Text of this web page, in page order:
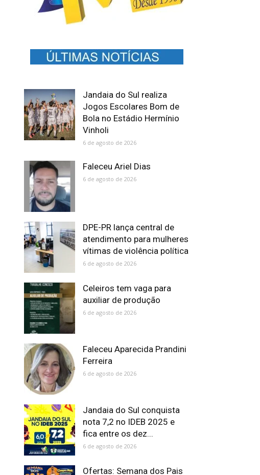
Jandaia do Sul realiza
Jogos Escolares Bom de
Bola no Estádio Hermínio
Vinholi
6 de agosto de 2026
Faleceu Ariel Dias
6 de agosto de 2026
DPE-PR lança central de
atendimento para mulheres
vítimas de violência política
6 de agosto de 2026
Celeiros tem vaga para
auxiliar de produção
6 de agosto de 2026
Faleceu Aparecida Prandini
Ferreira
6 de agosto de 2026
Jandaia do Sul conquista
nota 7,2 no IDEB 2025 e
fica entre os dez...
6 de agosto de 2026
Ofertas: Semana dos Pais